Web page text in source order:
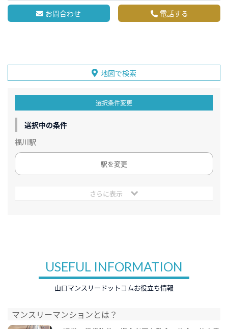
お問合わせ 電話する
地図で検索
選択条件変更
選択中の条件
福川駅
駅を変更
さらに表示
USEFUL INFORMATION
山口マンスリードットコムお役立ち情報
マンスリーマンションとは？